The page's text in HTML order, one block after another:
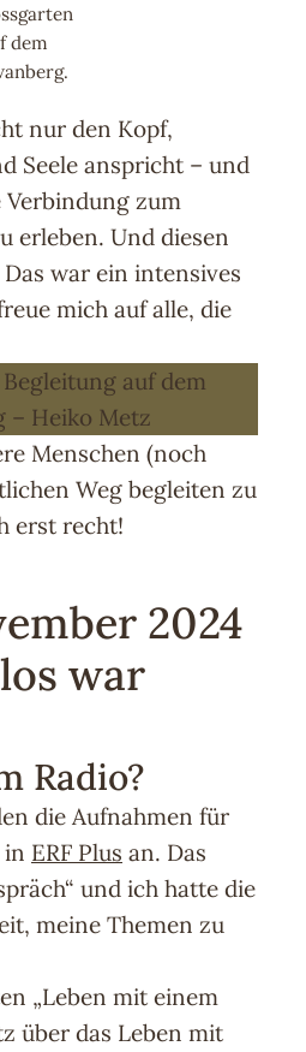
dem
nur den Kopf,
Seele anspricht – und
zum
erleben. Und diesen
war ein intensives
mich auf alle, die
Menschen (noch
Weg begleiten zu
erst recht!
2024
war
Radio?
die Aufnahmen für
ERF Plus an. Das
und ich hatte die
meine Themen zu
„Leben mit einem
über das Leben mit